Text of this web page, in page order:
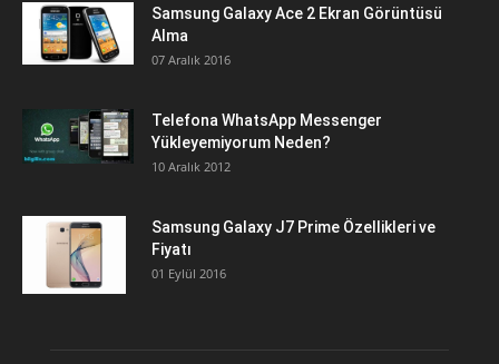
Samsung Galaxy Ace 2 Ekran Görüntüsü
Alma
07 Aralık 2016
Telefona WhatsApp Messenger
Yükleyemiyorum Neden?
10 Aralık 2012
Samsung Galaxy J7 Prime Özellikleri ve
Fiyatı
01 Eylül 2016